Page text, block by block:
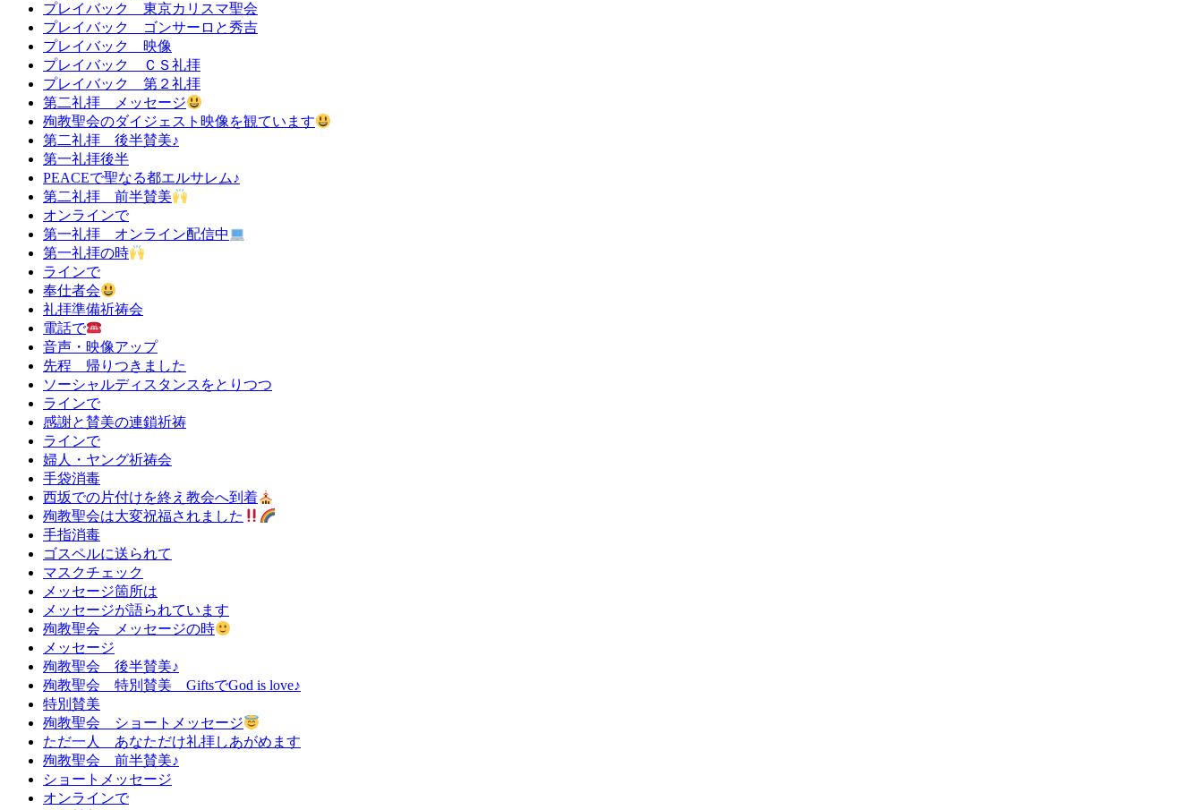
プレイバック 東京カリスマ聖会
プレイバック ゴンサーロと秀吉
プレイバック 映像
プレイバック ＣＳ礼拝
プレイバック 第２礼拝
第二礼拝 メッセージ
殉教聖会のダイジェスト映像を観ています
第二礼拝 後半賛美♪
第一礼拝後半
PEACEで聖なる都エルサレム♪
第二礼拝 前半賛美
オンラインで
第一礼拝 オンライン配信中
第一礼拝の時
ラインで
奉仕者会
礼拝準備祈祷会
電話で
音声・映像アップ
先程 帰りつきました
ソーシャルディスタンスをとりつつ
ラインで
感謝と賛美の連鎖祈祷
ラインで
婦人・ヤング祈祷会
手袋消毒
西坂での片付けを終え教会へ到着
殉教聖会は大変祝福されました
手指消毒
ゴスペルに送られて
マスクチェック
メッセージ箇所は
メッセージが語られています
殉教聖会 メッセージの時
メッセージ
殉教聖会 後半賛美♪
殉教聖会 特別賛美 GiftsでGod is love♪
特別賛美
殉教聖会 ショートメッセージ
ただ一人 あなただけ礼拝しあがめます
殉教聖会 前半賛美♪
ショートメッセージ
オンラインで